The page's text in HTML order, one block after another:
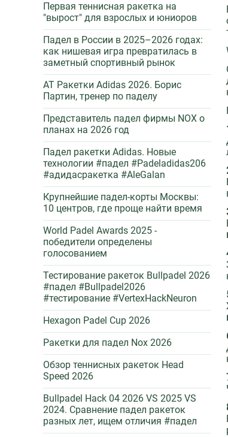
Первая теннисная ракетка на
"вырост" для взрослых и юниоров
Падел в России в 2025–2026 годах:
как нишевая игра превратилась в
заметный спортивный рынок
AT Ракетки Adidas 2026. Борис
Партин, тренер по паделу
Представитель падел фирмы NOX о
планах на 2026 год
Падел ракетки Adidas. Новые
технологии #падел #Padeladidas206
#адидасракетка #AleGalan
Крупнейшие падел-корты Москвы:
10 центров, где проще найти время
World Padel Awards 2025 -
победители определены
голосованием
Тестирование ракеток Bullpadel 2026
#падел #Bullpadel2026
#тестирование #VertexHackNeuron
Hexagon Padel Cup 2026
Ракетки для падел Nox 2026
Обзор теннисных ракеток Head
Speed 2026
Bullpadel Hack 04 2026 VS 2025 VS
2024. Сравнение падел ракеток
разных лет, ищем отличия #падел